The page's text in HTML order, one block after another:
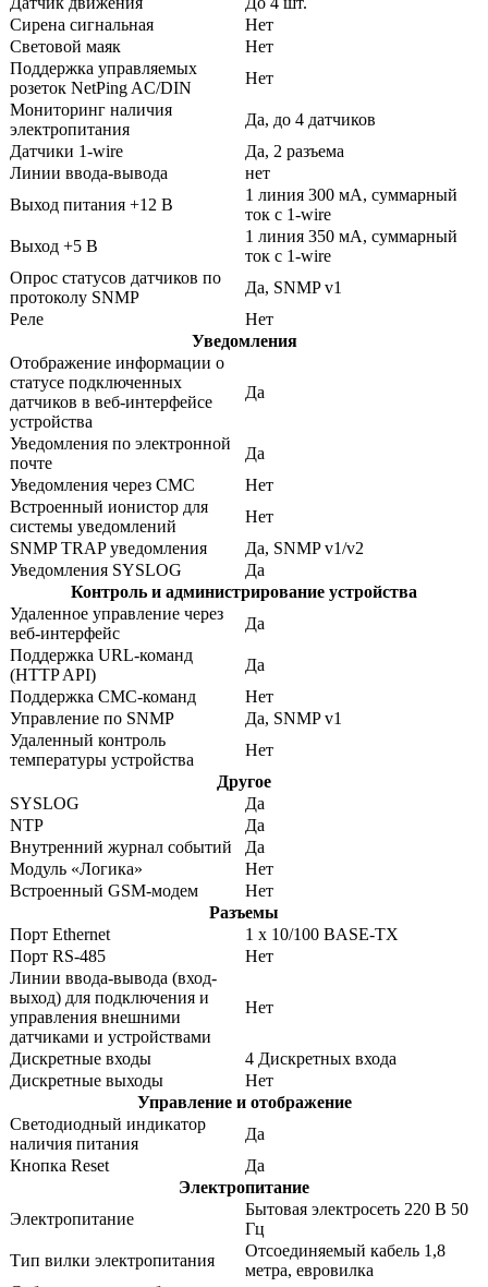
Сирена сигнальная
Нет
Световой маяк
Нет
Поддержка управляемых
розеток NetPing AC/DIN
Нет
Мониторинг наличия
электропитания
Да, до 4 датчиков
Датчики 1-wire
Да, 2 разъема
Линии ввода-вывода
нет
Выход питания +12 В
1 линия 300 мА, суммарный
ток с 1-wire
Выход +5 В
1 линия 350 мА, суммарный
ток с 1-wire
Опрос статусов датчиков по
протоколу SNMP
Да, SNMP v1
Реле
Нет
Уведомления
Отображение информации о
статусе подключенных
датчиков в веб-интерфейсе
устройства
Да
Уведомления по электронной
почте
Да
Уведомления через СМС
Нет
Встроенный ионистор для
системы уведомлений
Нет
SNMP TRAP уведомления
Да, SNMP v1/v2
Уведомления SYSLOG
Да
Контроль и администрирование устройства
Удаленное управление через
веб-интерфейс
Да
Поддержка URL-команд
(HTTP API)
Да
Поддержка СМС-команд
Нет
Управление по SNMP
Да, SNMP v1
Удаленный контроль
температуры устройства
Нет
Другое
SYSLOG
Да
NTP
Да
Внутренний журнал событий
Да
Модуль «Логика»
Нет
Встроенный GSM-модем
Нет
Разъемы
Порт Ethernet
1 x 10/100 BASE-TX
Порт RS-485
Нет
Линии ввода-вывода (вход-
выход) для подключения и
управления внешними
датчиками и устройствами
Нет
Дискретные входы
4 Дискретных входа
Дискретные выходы
Нет
Управление и отображение
Светодиодный индикатор
наличия питания
Да
Кнопка Reset
Да
Электропитание
Электропитание
Бытовая электросеть 220 В 50
Гц
Тип вилки электропитания
Отсоединяемый кабель 1,8
метра, евровилка